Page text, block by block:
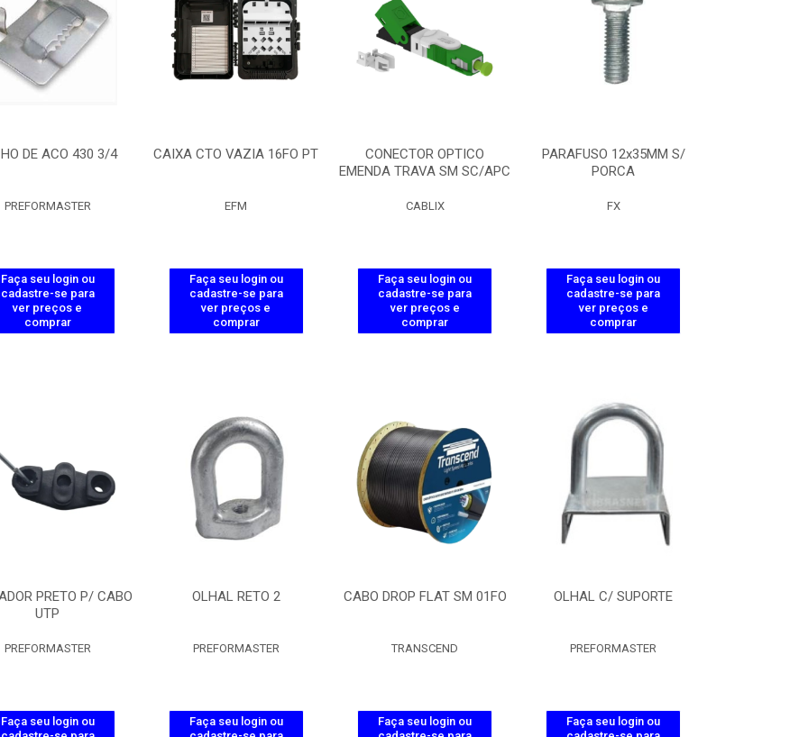
DE ACO 430 3/4
PREFORMASTER
Faça seu login ou
cadastre-se para
ver preços e
comprar
CAIXA CTO VAZIA 16FO PT
EFM
Faça seu login ou
cadastre-se para
ver preços e
comprar
CONECTOR OPTICO
EMENDA TRAVA SM SC/APC
CABLIX
Faça seu login ou
cadastre-se para
ver preços e
comprar
PARAFUSO 12x35MM S/
PORCA
FX
Faça seu login ou
cadastre-se para
ver preços e
comprar
PRETO P/ CABO
UTP
PREFORMASTER
Faça seu login ou
OLHAL RETO 2
PREFORMASTER
Faça seu login ou
CABO DROP FLAT SM 01FO
TRANSCEND
Faça seu login ou
OLHAL C/ SUPORTE
PREFORMASTER
Faça seu login ou